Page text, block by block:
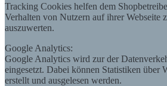
Tracking Cookies helfen dem
Verhalten von Nutzern auf ihrer Webseite
auszuwerten.
Google Analytics:
Google Analytics wird zur der
eingesetzt. Dabei können Statistiken über
erstellt und ausgelesen werden.